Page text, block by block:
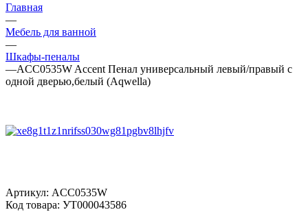
Главная
—
Мебель для ванной
—
Шкафы-пеналы
—ACC0535W Accent Пенал универсальный левый/правый с
одной дверью,белый (Aqwella)
Артикул: ACC0535W
Код товара: УТ000043586